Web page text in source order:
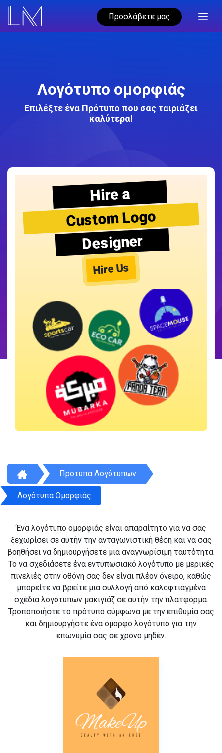
Προσλάβετε μας
Λογότυπο ομορφιάς
Επιλέξτε ένα Πρότυπο που σας ταιριάζει
καλύτερα!
Hire a
Custom Logo
Designer
Hire Us
Πρότυπα Λογότυπων
Λογότυπα Ομορφιάς
Ένα λογότυπο ομορφιάς είναι απαραίτητο για να σας
ξεχωρίσει σε αυτήν την ανταγωνιστική θέση και να σας
βοηθήσει να δημιουργήσετε μια αναγνωρίσιμη ταυτότητα.
Το να σχεδιάσετε ένα εντυπωσιακό λογότυπο με μερικές
πινελιές στην οθόνη σας δεν είναι πλέον όνειρο, καθώς
μπορείτε να βρείτε μια συλλογή από καλοφτιαγμένα
σχέδια λογότυπων μακιγιάζ σε αυτήν την πλατφόρμα.
Τροποποιήστε το πρότυπο σύμφωνα με την επιθυμία σας
και δημιουργήστε ένα όμορφο λογότυπο για την
επωνυμία σας σε χρόνο μηδέν.